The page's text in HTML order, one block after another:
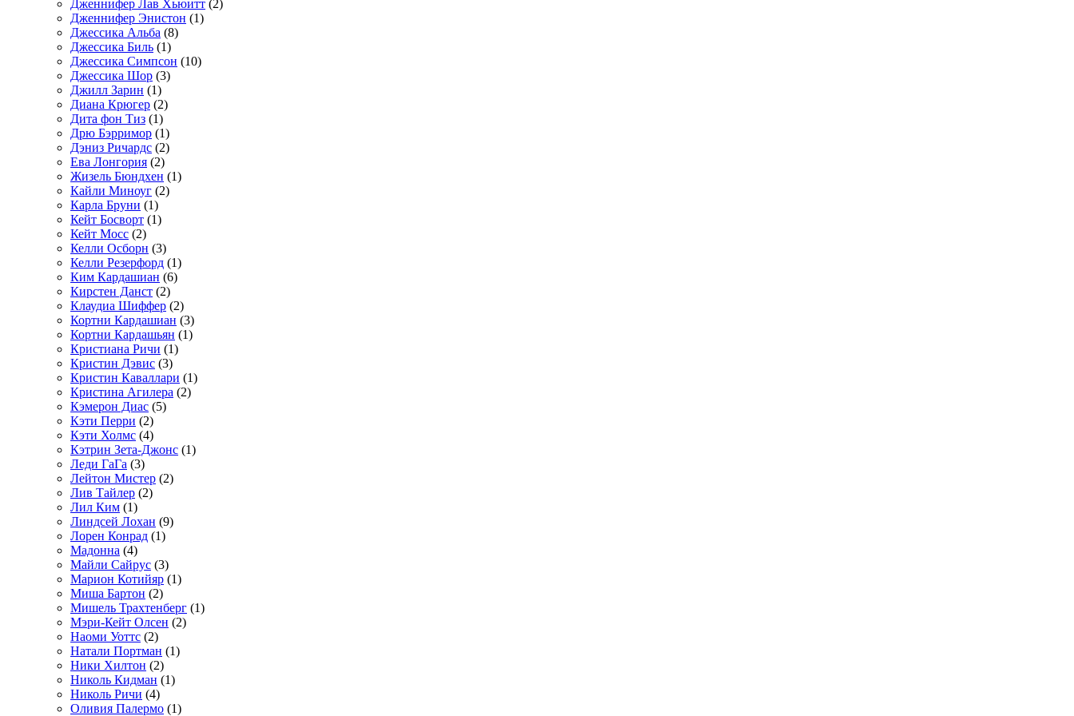
Дженнифер Лав Хьюитт (2)
Дженнифер Энистон (1)
Джессика Альба (8)
Джессика Биль (1)
Джессика Симпсон (10)
Джессика Шор (3)
Джилл Зарин (1)
Диана Крюгер (2)
Дита фон Тиз (1)
Дрю Бэрримор (1)
Дэниз Ричардс (2)
Ева Лонгория (2)
Жизель Бюндхен (1)
Кайли Миноуг (2)
Карла Бруни (1)
Кейт Босворт (1)
Кейт Мосс (2)
Келли Осборн (3)
Келли Резерфорд (1)
Ким Кардашиан (6)
Кирстен Данст (2)
Клаудиа Шиффер (2)
Кортни Кардашиан (3)
Кортни Кардашьян (1)
Кристиана Ричи (1)
Кристин Дэвис (3)
Кристин Каваллари (1)
Кристина Агилера (2)
Кэмерон Диас (5)
Кэти Перри (2)
Кэти Холмс (4)
Кэтрин Зета-Джонс (1)
Леди ГаГа (3)
Лейтон Мистер (2)
Лив Тайлер (2)
Лил Ким (1)
Линдсей Лохан (9)
Лорен Конрад (1)
Мадонна (4)
Майли Сайрус (3)
Марион Котийяр (1)
Миша Бартон (2)
Мишель Трахтенберг (1)
Мэри-Кейт Олсен (2)
Наоми Уоттс (2)
Натали Портман (1)
Ники Хилтон (2)
Николь Кидман (1)
Николь Ричи (4)
Оливия Палермо (1)